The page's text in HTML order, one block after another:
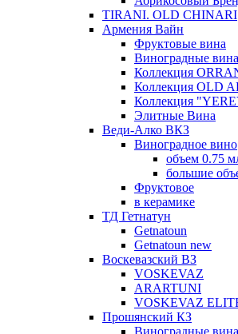
TIRANI. OLD CHINARI
Армения Вайн
Фруктовые вина
Виноградные вина
Коллекция
Коллекция OLD
Коллекция
Элитные Вина
Веди-Алко ВКЗ
Виноградное вино
объем 0.75
большие
Фруктовое
в керамике
ТД Гетнатун
Getnatoun
Getnatoun new
Воскевазский ВЗ
VOSKEVAZ
ARARTUNI
VOSKEVAZ
Прошянский КЗ
Виноградные вина